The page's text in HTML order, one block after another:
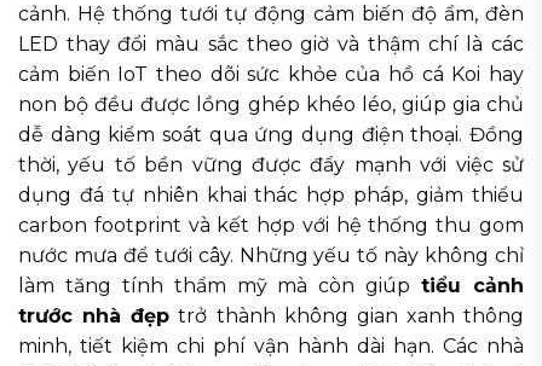
cảnh. Hệ thống tưới tự động cảm biến độ ẩm, đèn
LED thay đổi màu sắc theo giờ và thậm chí là các
cảm biến IoT theo dõi sức khỏe của hồ cá Koi hay
non bộ đều được lồng ghép khéo léo, giúp gia chủ
dễ dàng kiểm soát qua ứng dụng điện thoại. Đồng
thời, yếu tố bền vững được đẩy mạnh với việc sử
dụng đá tự nhiên khai thác hợp pháp, giảm thiểu
carbon footprint và kết hợp với hệ thống thu gom
nước mưa để tưới cây. Những yếu tố này không chỉ
làm tăng tính thẩm mỹ mà còn giúptiểu cảnh
trước nhà đẹp trở thành không gian xanh thông
minh, tiết kiệm chi phí vận hành dài hạn. Các nhà